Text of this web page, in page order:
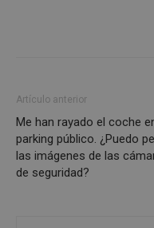
Artículo anterior
Me han rayado el coche
parking público. ¿Puedo
las imágenes de las
de seguridad?
Las cookies
funcionalidad
inicio de sesión de
El sitio web no se
las cookies